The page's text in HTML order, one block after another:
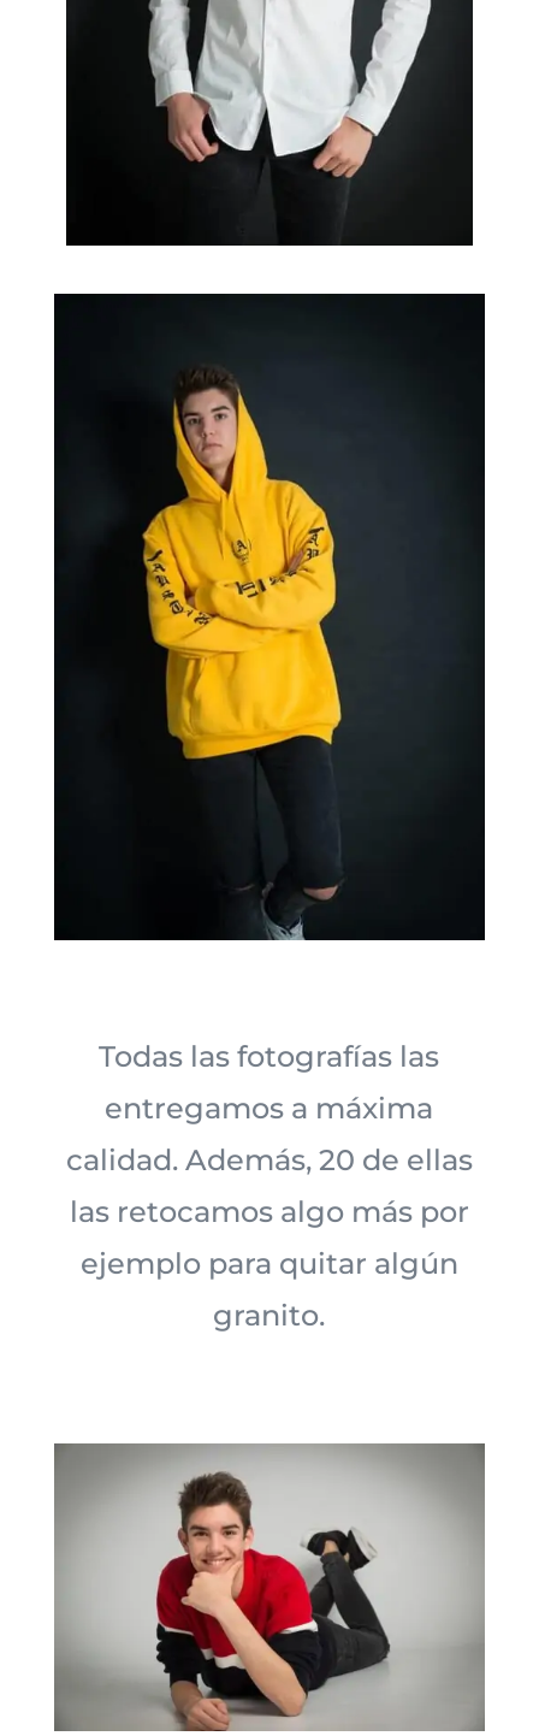
Todas las fotografías las
entregamos a máxima
calidad. Además, 20 de ellas
las retocamos algo más por
ejemplo para quitar algún
granito.